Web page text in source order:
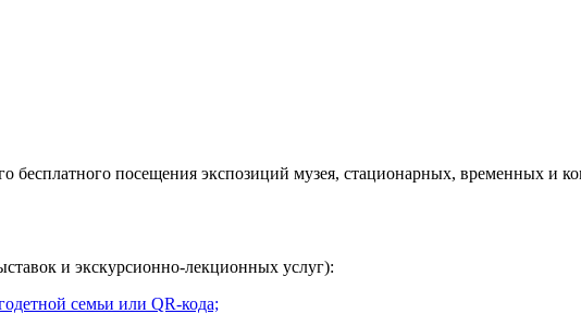
бесплатного посещения экспозиций музея, стационарных, временных и
и экскурсионно-лекционных услуг):
семьи или QR-кода;